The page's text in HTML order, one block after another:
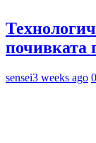
почивката
sensei3 weeks ago 0